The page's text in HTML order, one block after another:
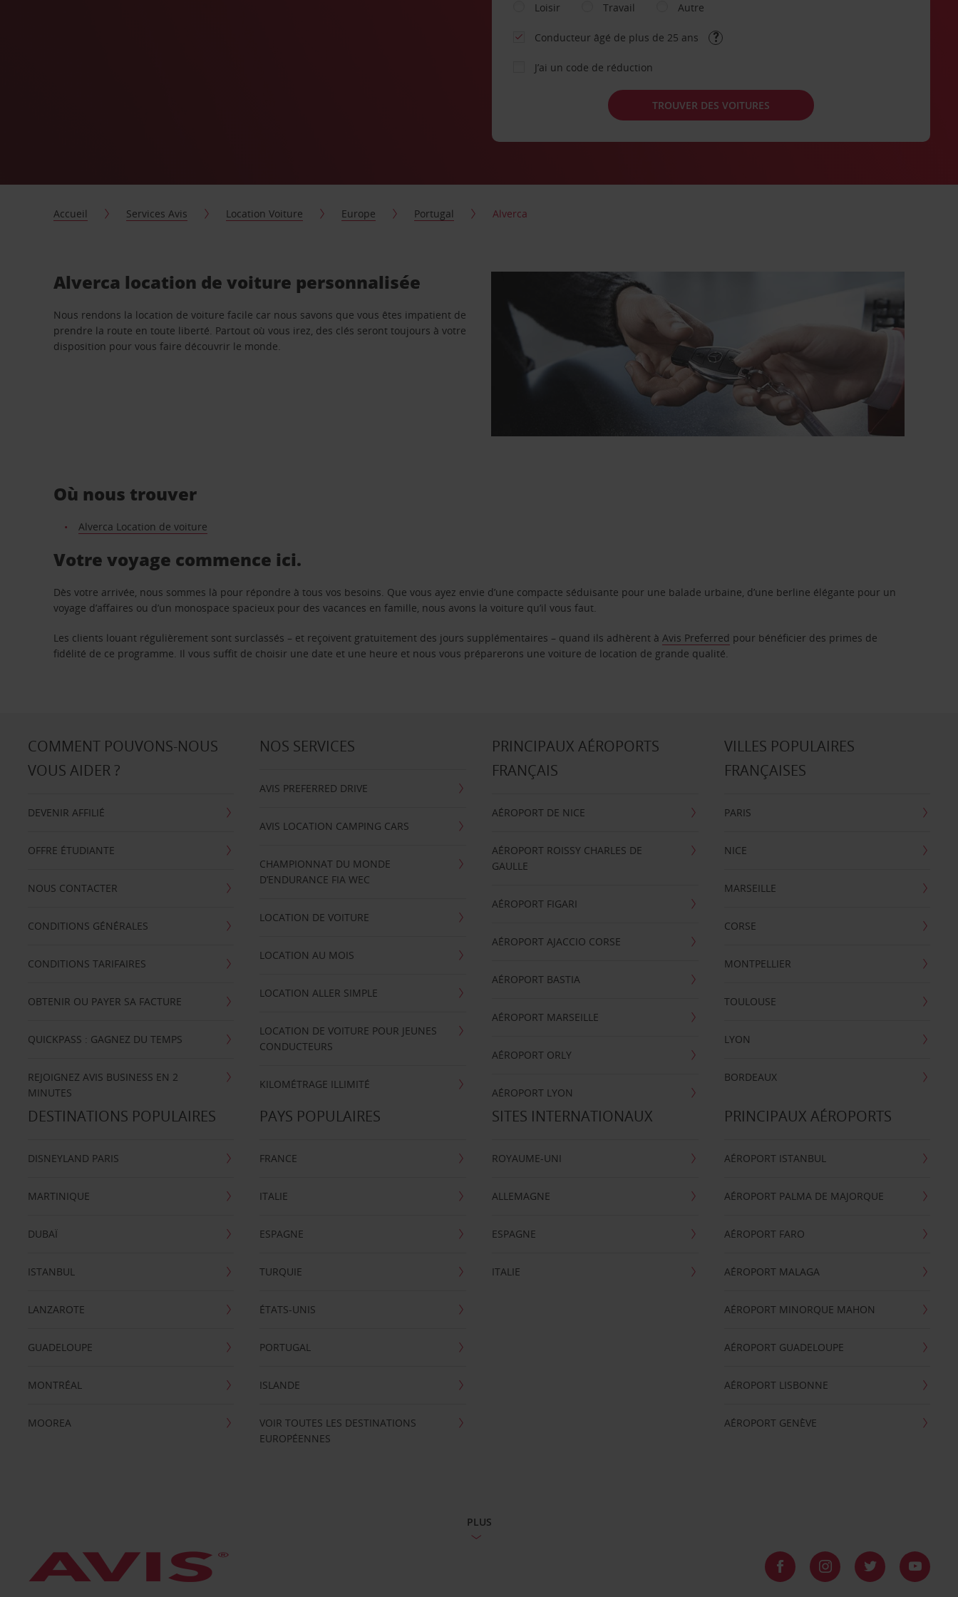
Loisir
Travail Autre
Conducteur âgé de plus de 25 ans
J’ai un code de réduction
TROUVER DES VOITURES
Accueil Services Avis Location Voiture Europe Portugal Alverca
Alverca location de voiture personnalisée
Nous rendons la location de voiture facile car nous savons que vous êtes impatient de
prendre la route en toute liberté. Partout où vous irez, des clés seront toujours à votre
disposition pour vous faire découvrir le monde.
Où nous trouver
Alverca Location de voiture
Votre voyage commence ici.
Dès votre arrivée, nous sommes là pour répondre à tous vos besoins. Que vous ayez envie d’une compacte séduisante pour une balade urbaine, d’une berline élégante pour un
voyage d’affaires ou d’un monospace spacieux pour des vacances en famille, nous avons la voiture qu’il vous faut.
Les clients louant régulièrement sont surclassés – et reçoivent gratuitement des jours supplémentaires – quand ils adhèrent àAvis Preferred pour bénéficier des primes de
fidélité de ce programme. Il vous suffit de choisir une date et une heure et nous vous préparerons une voiture de location de grande qualité.
COMMENT POUVONS-NOUS
VOUS AIDER ?
DEVENIR AFFILIÉ
OFFRE ÉTUDIANTE
NOUS CONTACTER
CONDITIONS GÉNÉRALES
CONDITIONS TARIFAIRES
OBTENIR OU PAYER SA FACTURE
QUICKPASS : GAGNEZ DU TEMPS
REJOIGNEZ AVIS BUSINESS EN 2
MINUTES
NOS SERVICES
AVIS PREFERRED DRIVE
AVIS LOCATION CAMPING CARS
CHAMPIONNAT DU MONDE
D’ENDURANCE FIA WEC
LOCATION DE VOITURE
LOCATION AU MOIS
LOCATION ALLER SIMPLE
LOCATION DE VOITURE POUR JEUNES
CONDUCTEURS
KILOMÉTRAGE ILLIMITÉ
PRINCIPAUX AÉROPORTS
FRANÇAIS
AÉROPORT DE NICE
AÉROPORT ROISSY CHARLES DE
GAULLE
AÉROPORT FIGARI
AÉROPORT AJACCIO CORSE
AÉROPORT BASTIA
AÉROPORT MARSEILLE
AÉROPORT ORLY
AÉROPORT LYON
VILLES POPULAIRES
FRANÇAISES
PARIS
NICE
MARSEILLE
CORSE
MONTPELLIER
TOULOUSE
LYON
BORDEAUX
DESTINATIONS POPULAIRES
DISNEYLAND PARIS
MARTINIQUE
DUBAÏ
ISTANBUL
LANZAROTE
GUADELOUPE
MONTRÉAL
MOOREA
PAYS POPULAIRES
FRANCE
ITALIE
ESPAGNE
TURQUIE
ÉTATS-UNIS
PORTUGAL
ISLANDE
VOIR TOUTES LES DESTINATIONS
EUROPÉENNES
SITES INTERNATIONAUX
ROYAUME-UNI
ALLEMAGNE
ESPAGNE
ITALIE
PRINCIPAUX AÉROPORTS
AÉROPORT ISTANBUL
AÉROPORT PALMA DE MAJORQUE
AÉROPORT FARO
AÉROPORT MALAGA
AÉROPORT MINORQUE MAHON
AÉROPORT GUADELOUPE
AÉROPORT LISBONNE
AÉROPORT GENÈVE
PLUS